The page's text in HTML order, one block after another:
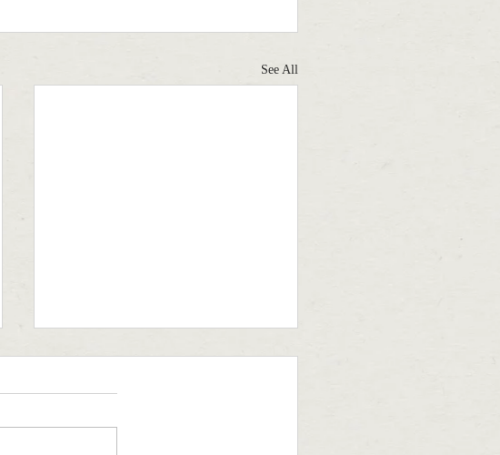
See All
Hạnh phúc cuối đời của chú chó bất